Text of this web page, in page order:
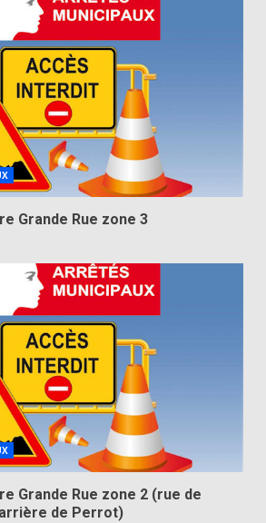
Grande Rue zone 3
Grande Rue zone 2 (rue de
de Perrot)